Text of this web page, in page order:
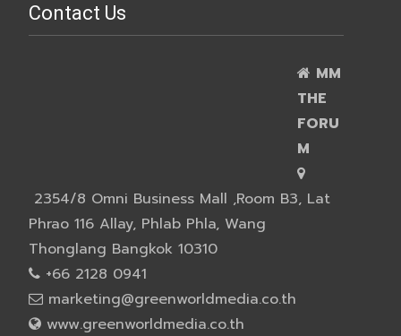
Contact Us
MM
THE
FORU
M
2354/8 Omni Business Mall ,Room B3, Lat
Phrao 116 Allay, Phlab Phla, Wang
Thonglang Bangkok 10310
+66 2128 0941
marketing@greenworldmedia.co.th
www.greenworldmedia.co.th